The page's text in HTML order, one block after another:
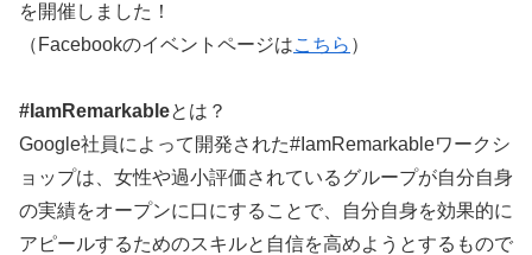
を開催しました！
（Facebookのイベントページはこちら ）
#IamRemarkableとは ？
Google社員によって開発された#IamRemarkableワークシ
ョップは、女性や過小評価されているグループが自分自身
の実績をオープンに口にすることで、自分自身を効果的に
アピールするためのスキルと自信を高めようとするもので